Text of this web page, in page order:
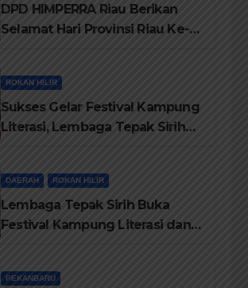
DPD HIMPERRA Riau Berikan
Selamat Hari Provinsi Riau Ke-
ROKAN HILIR
Sukses Gelar Festival Kampung
Literasi, Lembaga Tepak Sirih
DAERAH ROKAN HILIR
Lembaga Tepak Sirih Buka
Festival Kampung Literasi dan
PEKANBARU